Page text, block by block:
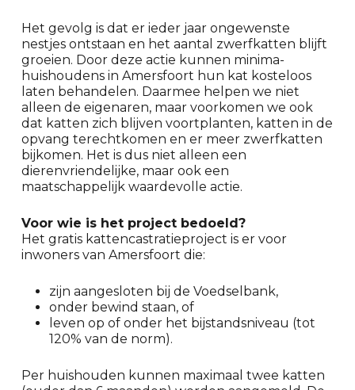
Het gevolg is dat er ieder jaar ongewenste
nestjes ontstaan en het aantal zwerfkatten blijft
groeien. Door deze actie kunnen minima-
huishoudens in Amersfoort hun kat kosteloos
laten behandelen. Daarmee helpen we niet
alleen de eigenaren, maar voorkomen we ook
dat katten zich blijven voortplanten, katten in de
opvang terechtkomen en er meer zwerfkatten
bijkomen. Het is dus niet alleen een
dierenvriendelijke, maar ook een
maatschappelijk waardevolle actie.
Voor wie is het project bedoeld?
Het gratis kattencastratieproject is er voor
inwoners van Amersfoort die:
zijn aangesloten bij de Voedselbank,
onder bewind staan, of
leven op of onder het bijstandsniveau (tot
120% van de norm).
Per huishouden kunnen maximaal twee katten